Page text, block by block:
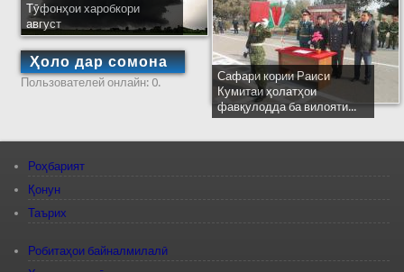
Тӯфонҳои харобкори
август
Ҳоло дар сомона
Пользователей онлайн: 0.
Сафари кории Раиси
Кумитаи ҳолатҳои
фавқулодда ба вилояти...
Роҳбарият
Қонун
Таърих
Робитаҳои байналмилалӣ